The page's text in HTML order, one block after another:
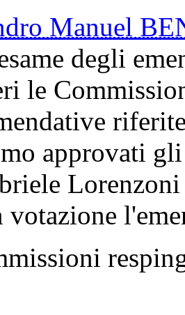
Manuel
degli
le
approvati